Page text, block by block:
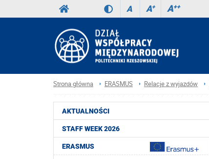
A A+ A++
Strona główna ERASMUS Relacje z wyjazdów
AKTUALNOŚCI
STAFF WEEK 2026
ERASMUS